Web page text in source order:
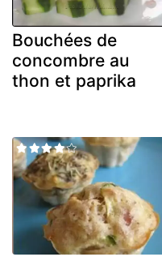
Bouchées de
concombre au
thon et paprika